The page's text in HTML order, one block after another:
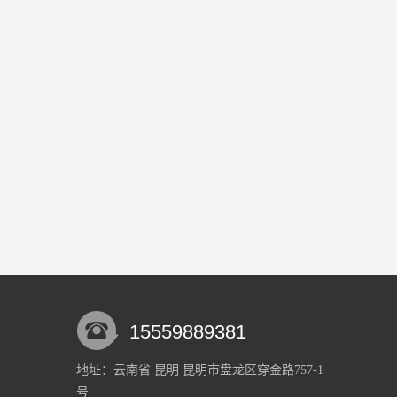
15559889381
地址：云南省 昆明 昆明市盘龙区穿金路757-1
号